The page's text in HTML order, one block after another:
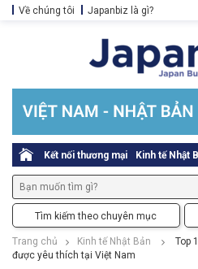
Về chúng tôi Japanbiz là gì?
Kết nối thương mại Kinh tế Nhật
Tìm kiếm theo chuyên mục
Trang chủ Kinh tế Nhật Bản
Top
được yêu thích tại Việt Nam